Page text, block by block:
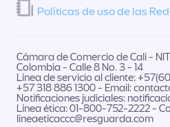
Políticas de uso de las
Cámara de Comercio de Cali -
Colombia - Calle 8 No. 3 - 14
Línea de servicio al cliente:
+57 318 886 1300 - Email:
Notificaciones judiciales:
Línea ética: 01-800-752-2222 -
lineaeticaccc@resguarda.com